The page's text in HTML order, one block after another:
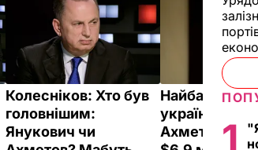
Колесніков: Хто був
головнішим:
Янукович чи
Найбагатшим
українцем є
Ахметов, у
1